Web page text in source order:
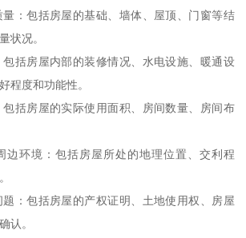
：包括房屋的基础、墙体、屋顶、门窗等结
状况。
括房屋内部的装修情况、水电设施、暖通设
程度和功能性。
括房屋的实际使用面积、房间数量、房间布
边环境：包括房屋所处的地理位置、交利程
：包括房屋的产权证明、土地使用权、房屋
认。